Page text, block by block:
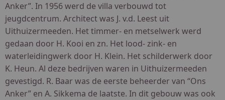
Anker”. In 1956 werd de villa verbouwd tot
jeugdcentrum. Architect was J. v.d. Leest uit
Uithuizermeeden. Het timmer- en metselwerk werd
gedaan door H. Kooi en zn. Het lood- zink- en
waterleidingwerk door H. Klein. Het schilderwerk door
K. Heun. Al deze bedrijven waren in Uithuizermeeden
gevestigd. R. Baar was de eerste beheerder van “Ons
Anker” en A. Sikkema de laatste. In dit gebouw was ook